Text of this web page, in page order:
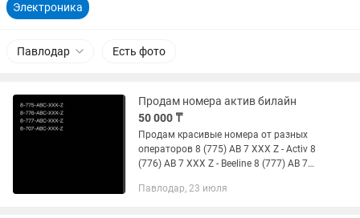
Электроника
Павлодар Есть фото
Продам номера актив билайн
50 000 ₸
Продам красивые номера от разных
операторов 8 (775) AB 7 XXX Z - Activ 8
(776) AB 7 XXX Z - Beeline 8 (777) AB 7
Павлодар, 23 июля